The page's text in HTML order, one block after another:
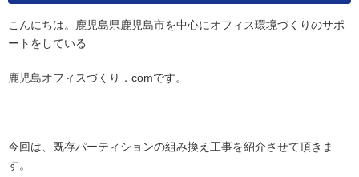
こんにちは。鹿児島県鹿児島市を中心にオフィス環境づくりのサポ
ートをしている
鹿児島オフィスづくり．comです。
今回は、既存パーティションの組み換え工事を紹介させて頂きま
す。